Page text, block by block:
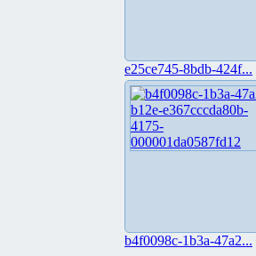
e25ce745-8bdb-424f...
b4f0098c-1b3a-47a2...